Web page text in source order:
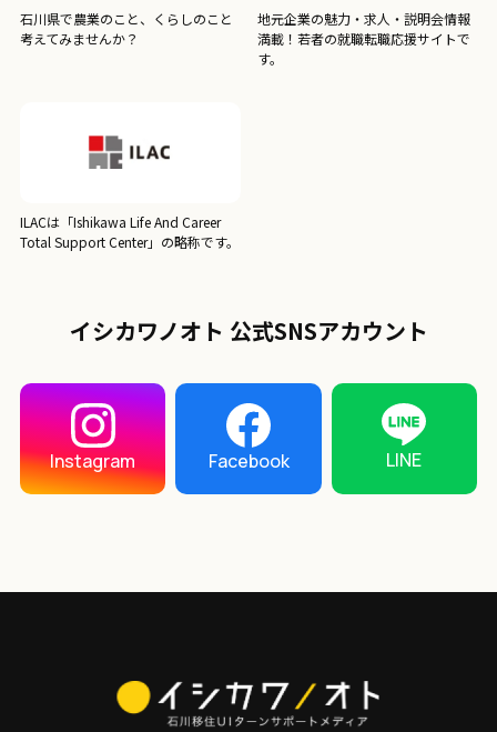
石川県で農業のこと、くらしのこと
考えてみませんか？
地元企業の魅力・求人・説明会情報
満載！若者の就職転職応援サイトで
す。
ILACは「Ishikawa Life And Career
Total Support Center」の略称です。
イシカワノオト 公式SNSアカウント
Instagram Facebook LINE